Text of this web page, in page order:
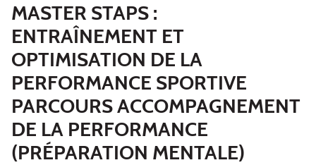
MASTER STAPS :
ENTRAÎNEMENT ET
OPTIMISATION DE LA
PERFORMANCE SPORTIVE
PARCOURS ACCOMPAGNEMENT
DE LA PERFORMANCE
(PRÉPARATION MENTALE)